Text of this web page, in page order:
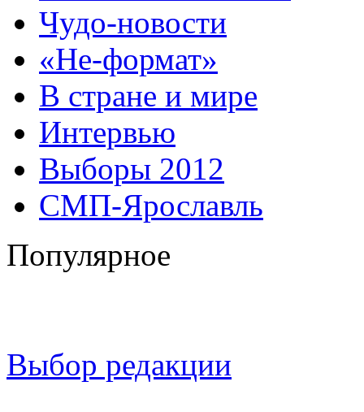
Чудо-новости
«Не-формат»
В стране и мире
Интервью
Выборы 2012
СМП-Ярославль
Популярное
Выбор редакции